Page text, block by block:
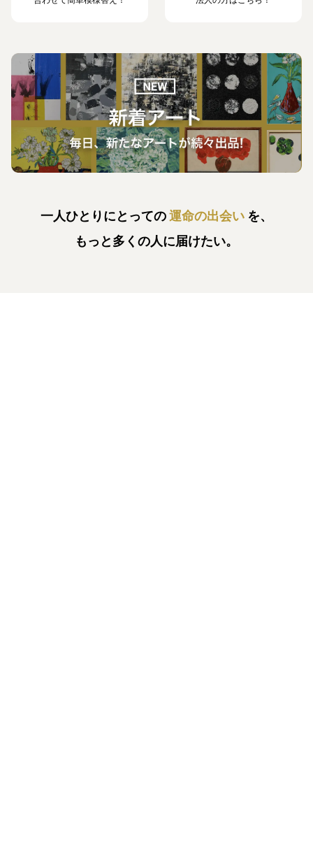
一人ひとりにとっての運命の出会い を、
もっと多くの人に届けたい。